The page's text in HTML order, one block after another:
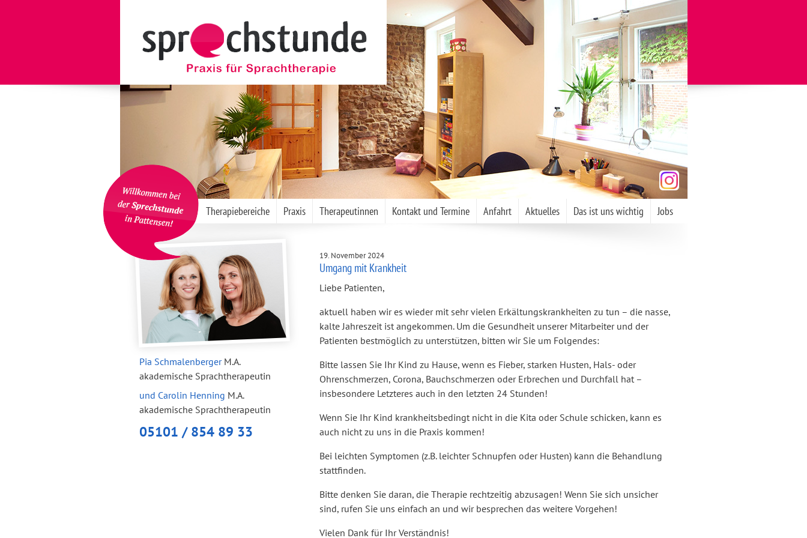
Therapiebereiche Praxis Therapeutinnen Kontakt und Termine Anfahrt Aktuelles Das ist uns wichtig Jobs
Pia SchmalenbergerM.A.
akademische Sprachtherapeutin
und Carolin Henning M.A.
akademische Sprachtherapeutin
05101 / 854 89 33
19. November 2024
Umgang mit Krankheit
Liebe Patienten,
aktuell haben wir es wieder mit sehr vielen Erkältungskrankheiten zu tun – die nasse,
kalte Jahreszeit ist angekommen. Um die Gesundheit unserer Mitarbeiter und der
Patienten bestmöglich zu unterstützen, bitten wir Sie um Folgendes:
Bitte lassen Sie Ihr Kind zu Hause, wenn es Fieber, starken Husten, Hals- oder
Ohrenschmerzen, Corona, Bauchschmerzen oder Erbrechen und Durchfall hat –
insbesondere Letzteres auch in den letzten 24 Stunden!
Wenn Sie Ihr Kind krankheitsbedingt nicht in die Kita oder Schule schicken, kann es
auch nicht zu uns in die Praxis kommen!
Bei leichten Symptomen (z.B. leichter Schnupfen oder Husten) kann die Behandlung
stattfinden.
Bitte denken Sie daran, die Therapie rechtzeitig abzusagen! Wenn Sie sich unsicher
sind, rufen Sie uns einfach an und wir besprechen das weitere Vorgehen!
Vielen Dank für Ihr Verständnis!